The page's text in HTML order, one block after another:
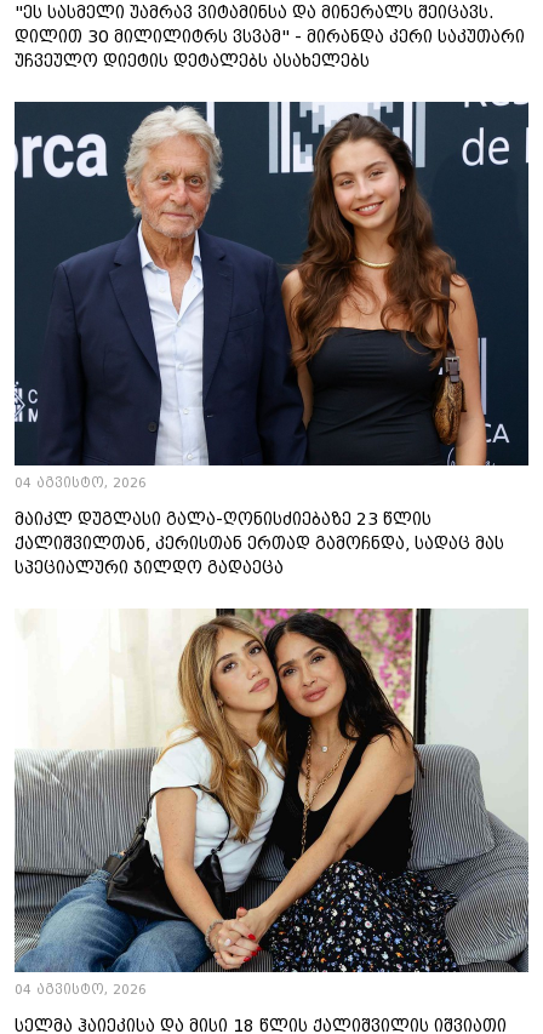
"ეს სასმელი უამრავ ვიტამინსა და მინერალს შეიცავს.
დილით 30 მილილიტრს ვსვამ" - მირანდა კერი საკუთარი
უჩვეულო დიეტის დეტალებს ასახელებს
04 აგვისტო, 2026
მაიკლ დუგლასი გალა-ღონისძიებაზე 23 წლის
ქალიშვილთან, კერისთან ერთად გამოჩნდა, სადაც მას
სპეციალური ჯილდო გადაეცა
04 აგვისტო, 2026
სელმა ჰაიეკისა და მისი 18 წლის ქალიშვილის იშვიათი